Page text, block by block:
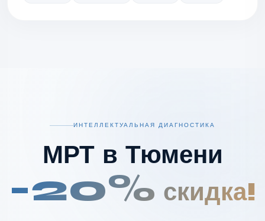
ИНТЕЛЛЕКТУАЛЬНАЯ ДИАГНОСТИКА
МРТ в Тюмени
-20% скидка!